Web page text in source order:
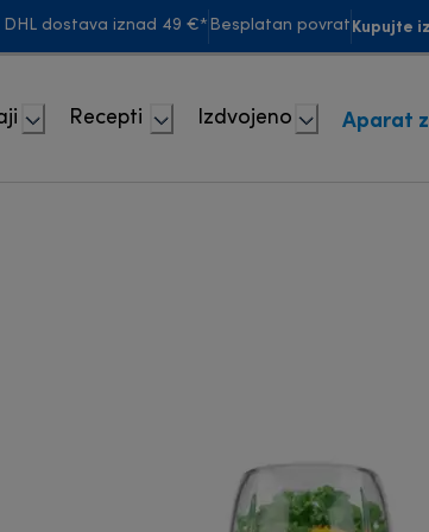
DHL dostava iznad 49 €* Besplatan povrat Kupujte
Recepti Izdvojeno Aparat